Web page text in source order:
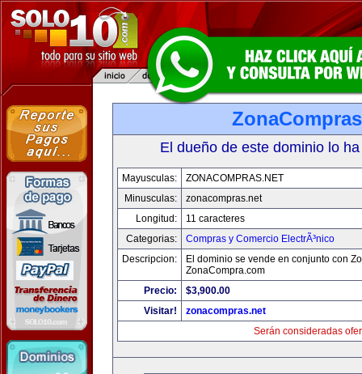
El dueño de este dominio lo
Mayusculas:
ZONACOMPRAS.NET
Minusculas:
zonacompras.net
Longitud:
11 caracteres
Categorias:
Compras y Comercio ElectrÃ³nico
Descripcion:
El dominio se vende en conjunto con
ZonaCompra.com
Precio:
$3,900.00
Visitar!
zonacompras.net
Serán consideradas